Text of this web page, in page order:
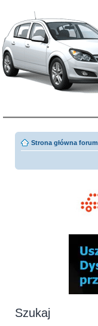
Strona główna forum
Szukaj